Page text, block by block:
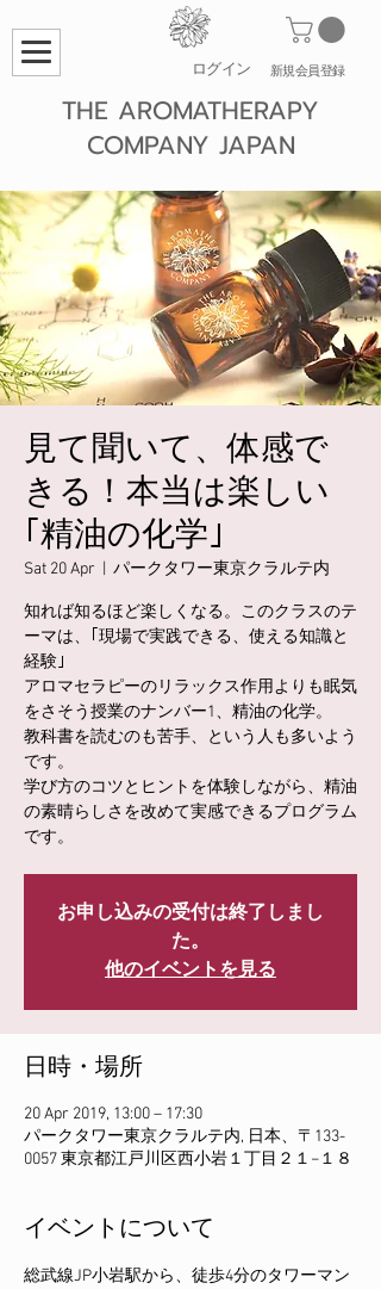
​新規会員登録
ログイン
THE AROMATHERAPY
COMPANY JAPAN
見て聞いて、体感で
きる！本当は楽しい
｢精油の化学｣
Sat 20 Apr
  |
パークタワー東京クラルテ内
知れば知るほど楽しくなる。このクラスのテ
ーマは、｢現場で実践できる、使える知識と
経験｣
アロマセラピーのリラックス作用よりも眠気
をさそう授業のナンバー1、精油の化学。
教科書を読むのも苦手、という人も多いよう
です。
学び方のコツとヒントを体験しながら、精油
の素晴らしさを改めて実感できるプログラム
です。
お申し込みの受付は終了しまし
た。
他のイベントを見る
日時・場所
20 Apr 2019, 13:00 – 17:30
パークタワー東京クラルテ内, 日本、〒133-
0057 東京都江戸川区西小岩１丁目２１−１８
イベントについて
総武線JP小岩駅から、徒歩4分のタワーマン